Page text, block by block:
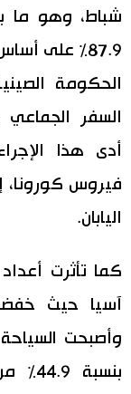
شباط، وهو ما
87.9٪ على
السفر الجماعي
أدى هذا
فيروس كورونا،
اليابان.
كما تأثرت
آسيا حيث
وأصبحت